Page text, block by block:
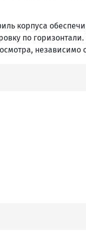
корпуса
по
независимо